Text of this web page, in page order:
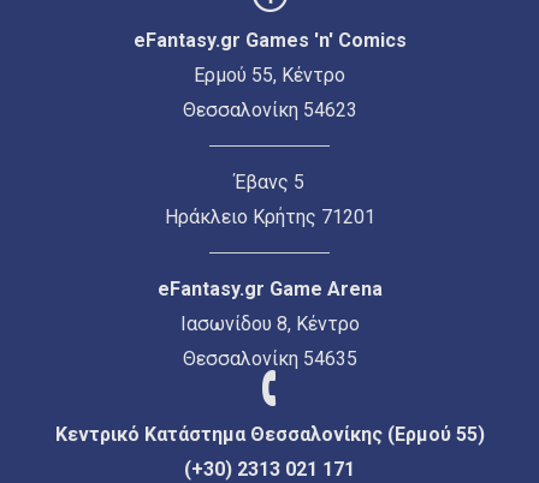
eFantasy.gr Games 'n' Comics
Ερμού 55, Κέντρο
Θεσσαλονίκη 54623
Έβανς 5
Ηράκλειο Κρήτης 71201
eFantasy.gr Game Arena
Ιασωνίδου 8, Κέντρο
Θεσσαλονίκη 54635
Κεντρικό Κατάστημα Θεσσαλονίκης (Ερμού 55)
(+30) 2313 021 171